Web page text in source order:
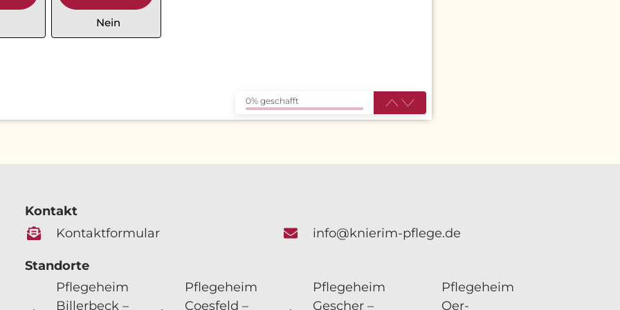
Nein
0% geschafft
Kontakt
Kontaktformular
info@knierim-pflege.de
Standorte
Pflegeheim
Billerbeck –
Pflegeheim
Coesfeld –
Pflegeheim
Gescher –
Pflegeheim
Oer-